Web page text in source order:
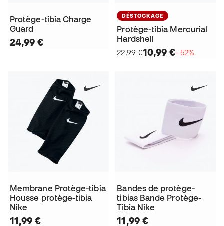
Protège-tibia Charge
Guard
24,99 €
DÉSTOCKAGE
Protège-tibia Mercurial
Hardshell
22,99 €10,99 €−52%
Membrane Protège-tibia
Housse protège-tibia
Nike
11,99 €
Bandes de protège-
tibias Bande Protège-
Tibia Nike
11,99 €